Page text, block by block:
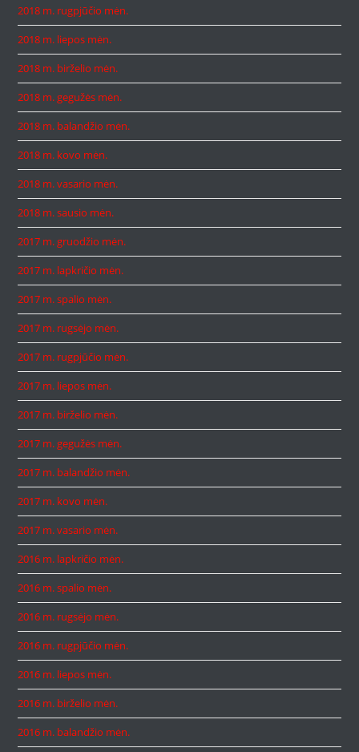
2018 m. rugpjūčio mėn.
2018 m. liepos mėn.
2018 m. birželio mėn.
2018 m. gegužės mėn.
2018 m. balandžio mėn.
2018 m. kovo mėn.
2018 m. vasario mėn.
2018 m. sausio mėn.
2017 m. gruodžio mėn.
2017 m. lapkričio mėn.
2017 m. spalio mėn.
2017 m. rugsėjo mėn.
2017 m. rugpjūčio mėn.
2017 m. liepos mėn.
2017 m. birželio mėn.
2017 m. gegužės mėn.
2017 m. balandžio mėn.
2017 m. kovo mėn.
2017 m. vasario mėn.
2016 m. lapkričio mėn.
2016 m. spalio mėn.
2016 m. rugsėjo mėn.
2016 m. rugpjūčio mėn.
2016 m. liepos mėn.
2016 m. birželio mėn.
2016 m. balandžio mėn.